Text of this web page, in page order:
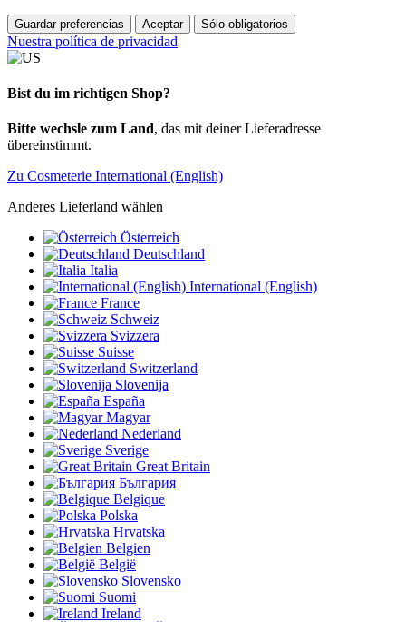
Guardar preferencias Aceptar Sólo obligatorios
Nuestra política de privacidad
Bist du im richtigen Shop?
Bitte wechsle zum Land, das mit deiner Lieferadresse
übereinstimmt.
Zu Cosmeterie International (English)
Anderes Lieferland wählen
Österreich
Deutschland
Italia
International (English)
France
Schweiz
Svizzera
Suisse
Switzerland
Slovenija
España
Magyar
Nederland
Sverige
Great Britain
България
Belgique
Polska
Hrvatska
Belgien
België
Slovensko
Suomi
Ireland